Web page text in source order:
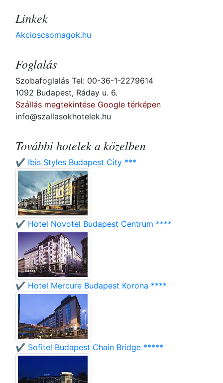
Linkek
Akcioscsomagok.hu
Foglalás
Szobafoglalás Tel: 00-36-1-2279614
1092 Budapest, Ráday u. 6.
Szállás megtekintése Google térképen
info@szallasokhotelek.hu
További hotelek a közelben
✔️ Ibis Styles Budapest City ***
✔️ Hotel Novotel Budapest Centrum ****
✔️ Hotel Mercure Budapest Korona ****
✔️ Sofitel Budapest Chain Bridge *****